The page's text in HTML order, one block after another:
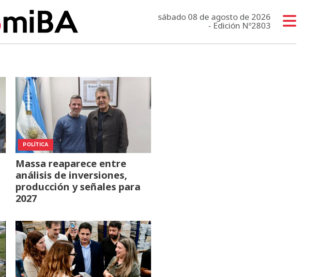
sábado 08 de agosto de 2026
- Edición Nº2803
POLÍTICA
Massa reaparece entre
análisis de inversiones,
producción y señales para
2027